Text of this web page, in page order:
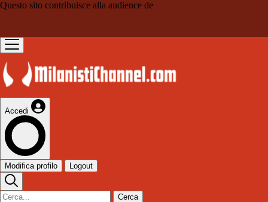
Questo sito contribuisce alla audience de
Accedi
Modifica profilo Logout
Cerca